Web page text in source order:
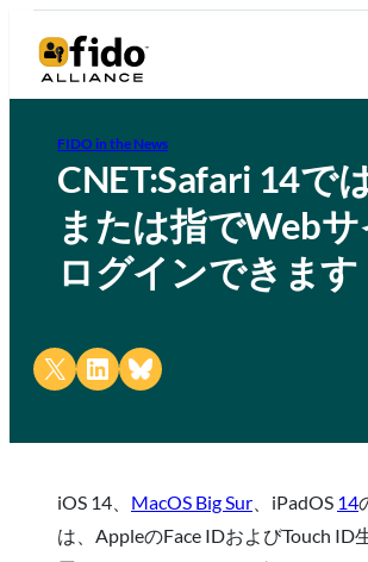
FIDO in the News
CNET:Safari 14で
または指でWeb
ログインできます
Share on X Share on LinkedIn
Share on Bluesky
iOS 14、 MacOS Big Sur 、iPadOS 14
は、AppleのFace IDおよびTouch ID